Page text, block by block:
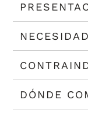
DÓNDE